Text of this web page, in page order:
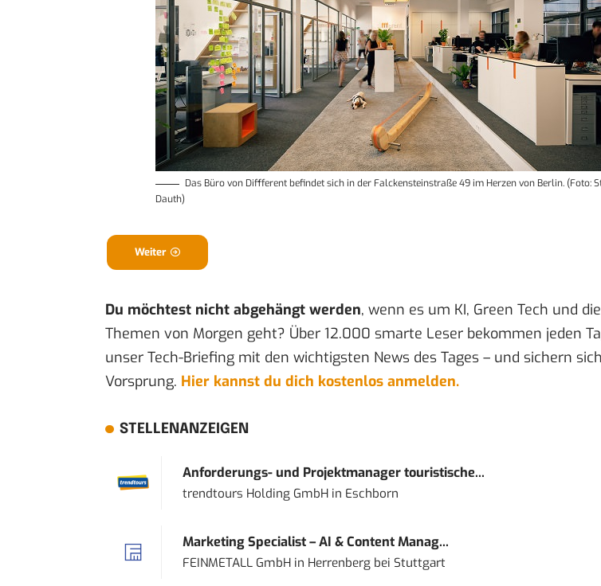
Das Büro von Diffferent befindet sich in der Falckensteinstraße 49 im Herzen von Berlin. (Foto:
Dauth)
Weiter
Du möchtest nicht abgehängt werden, wenn es um KI, Green Tech und
Themen von Morgen geht? Über 12.000 smarte Leser bekommen jeden
unser Tech-Briefing mit den wichtigsten News des Tages – und sichern
Vorsprung. Hier kannst du dich kostenlos anmelden.
STELLENANZEIGEN
Anforderungs- und Projektmanager touristische...
trendtours Holding GmbHin Eschborn
Marketing Specialist – AI & Content Manag...
FEINMETALL GmbHin Herrenberg bei Stuttgart